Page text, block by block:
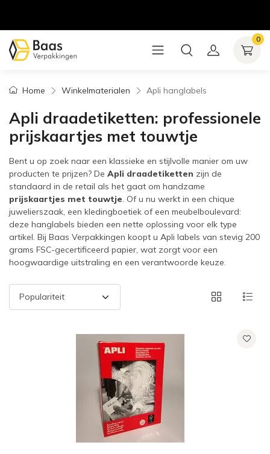
0
Home Winkelmaterialen Apli hanglabels
Apli draadetiketten: professionele
prijskaartjes met touwtje
Bent u op zoek naar een klassieke en stijlvolle manier om uw
producten te prijzen? De Apli draadetiketten zijn de
standaard in de retail als het gaat om handzame
prijskaartjes met touwtje. Of u nu werkt in een chique
juwelierszaak, een kledingboetiek of een meubelboulevard:
deze hanglabels bieden een nette oplossing voor elk type
artikel. Bij Baas Verpakkingen koopt u Apli labels van stevig 200
grams FSC-gecertificeerd papier, wat zorgt voor een
hoogwaardige uitstraling en een verantwoorde keuze.